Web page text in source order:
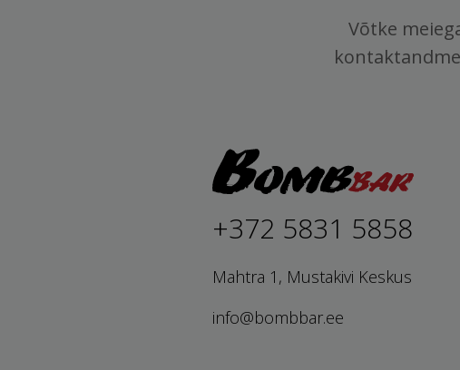
Võtke
+372 5831 5858
Mahtra 1, Mustakivi Keskus
info@bombbar.ee